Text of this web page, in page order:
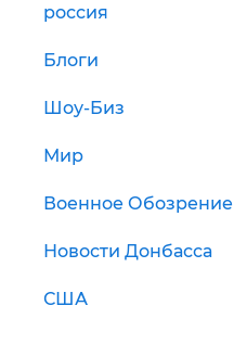
россия
Блоги
Шоу-Биз
Мир
Военное Обозрение
Новости Донбасса
США